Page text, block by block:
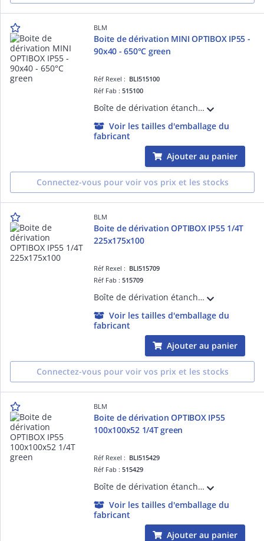
BLM
Boite de dérivation MINI OPTIBOX IP55 -
90x40 - 650°C green
Réf Rexel : BLI515100
Réf Fab :515100
Boîte de dérivation étanche avec 10 entrées bi-injectées et repérage des ' de passage. Volume optimisé. Insertion directe des câbles.
Voir les tailles d'emballage du
fabricant
Ajouter au panier
Connectez-vous pour voir vos prix et les stocks
BLM
Boite de dérivation OPTIBOX IP55 1/4T
225x175x100
Réf Rexel : BLI515709
Réf Fab :515709
Boîte de dérivation étanche avec 12 entrées et repérage des ' de passage. Volume optimisé. Insertion directe des câbles. Accepte câbles et tubes de 4 à 32mm.
Voir les tailles d'emballage du
fabricant
Ajouter au panier
Connectez-vous pour voir vos prix et les stocks
BLM
Boite de dérivation OPTIBOX IP55
100x100x52 1/4T green
Réf Rexel : BLI515429
Réf Fab :515429
Boîte de dérivation étanche avec 9 entrées bi-injectées et repérage des ' de passage. Volume optimisé. Insertion directe des câbles. Accepte câbles et tubes de 4 à 25mm.
Voir les tailles d'emballage du
fabricant
Ajouter au panier